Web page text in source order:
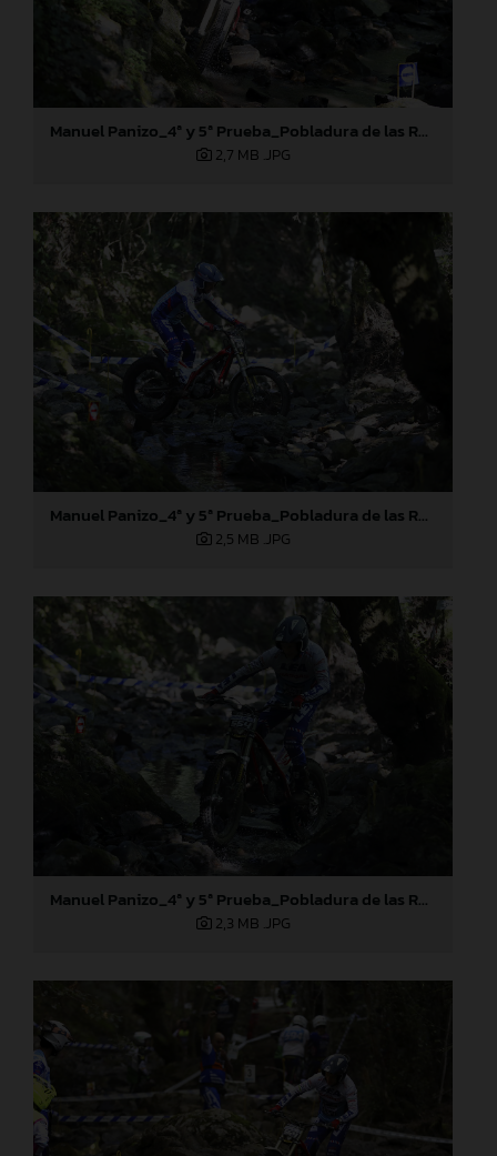
Manuel Panizo_4ª y 5ª Prueba_Pobladura de las Regueras (León)
2,7 MB .JPG
Manuel Panizo_4ª y 5ª Prueba_Pobladura de las Regueras (León)
2,5 MB .JPG
Manuel Panizo_4ª y 5ª Prueba_Pobladura de las Regueras (León)
2,3 MB .JPG